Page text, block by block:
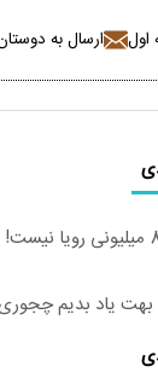
اول ارسال به
بهت یاد بدیم